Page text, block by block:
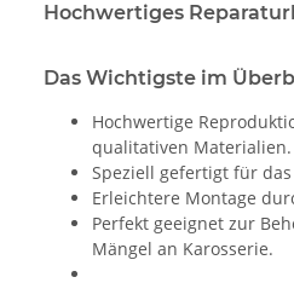
Hochwertiges
Das Wichtigste im
Hochwertige
qualitativen Materialien.
Speziell gefertigt für das
Erleichtere Montage
Perfekt geeignet zur
Mängel an Karosserie.